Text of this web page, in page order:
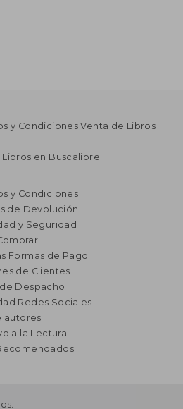
y Condiciones Venta de Libros
en Buscalibre
y Condiciones
de Devolución
y Seguridad
Formas de Pago
de Clientes
Despacho
Redes Sociales
autores
a la Lectura